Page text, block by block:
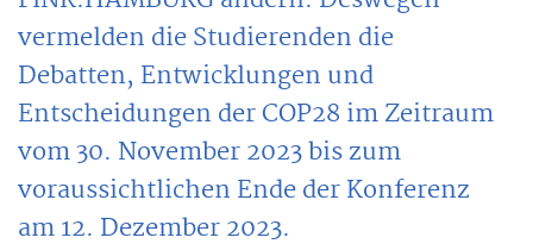
vermelden die Studierenden die
Debatten, Entwicklungen und
Entscheidungen der COP28 im Zeitraum
vom 30. November 2023 bis zum
voraussichtlichen Ende der Konferenz
am 12. Dezember 2023.